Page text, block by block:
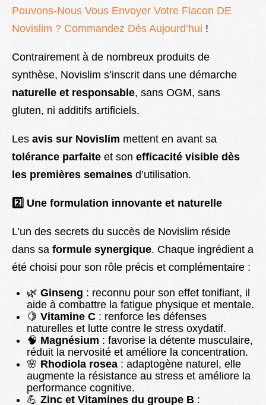
Pouvons-Nous Vous Envoyer Votre Flacon DE
Novislim ? Commandez Dès Aujourd’hui !
Contrairement à de nombreux produits de
synthèse, Novislim s’inscrit dans une démarche
naturelle et responsable, sans OGM, sans
gluten, ni additifs artificiels.
Les avis sur Novislim mettent en avant sa
tolérance parfaite et son efficacité visible dès
les premières semaines d’utilisation.
2️ Une formulation innovante et naturelle
L’un des secrets du succès de Novislim réside
dans sa formule synergique. Chaque ingrédient a
été choisi pour son rôle précis et complémentaire :
🌿 Ginseng : reconnu pour son effet tonifiant, il
aide à combattre la fatigue physique et mentale.
🍋 Vitamine C : renforce les défenses
naturelles et lutte contre le stress oxydatif.
🧠 Magnésium : favorise la détente musculaire,
réduit la nervosité et améliore la concentration.
🌸 Rhodiola rosea : adaptogène naturel, elle
augmente la résistance au stress et améliore la
performance cognitive.
💪 Zinc et Vitamines du groupe B :